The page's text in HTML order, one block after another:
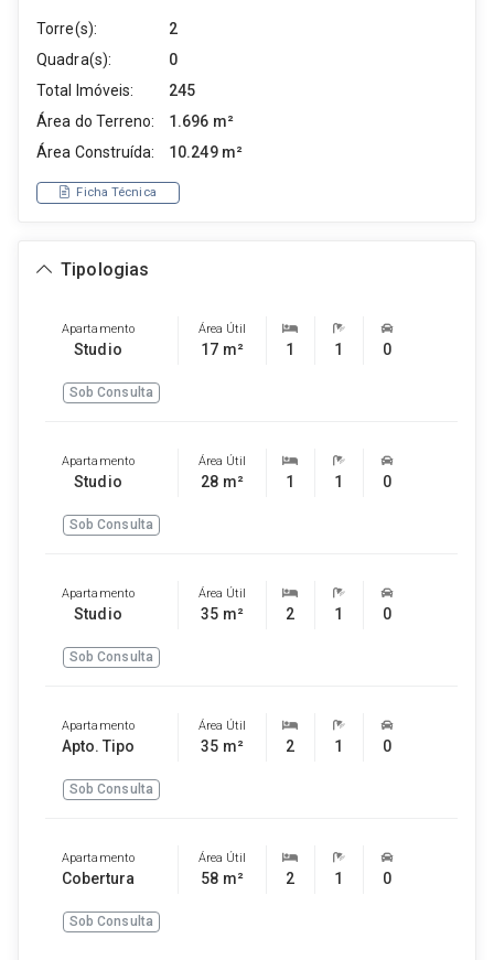
Torre(s):
2
Quadra(s):
0
Total Imóveis:
245
Área do Terreno:
1.696 m²
Área Construída:
10.249 m²
Ficha Técnica
Tipologias
Apartamento
Studio
Área Útil
17 m² 1 1 0
Sob Consulta
Apartamento
Studio
Área Útil
28 m² 1 1 0
Sob Consulta
Apartamento
Studio
Área Útil
35 m² 2 1 0
Sob Consulta
Apartamento
Apto. Tipo
Área Útil
35 m² 2 1 0
Sob Consulta
Apartamento
Cobertura
Área Útil
58 m² 2 1 0
Sob Consulta